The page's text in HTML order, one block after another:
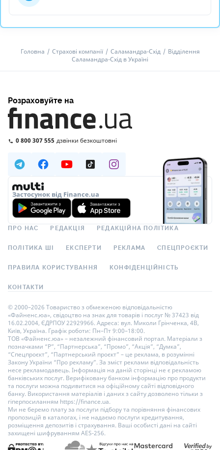
Головна Страхові компанії Саламандра-Схід
Відділення
Саламандра-Схід в Україні
Розраховуйте на
0 800 307 555 дзвінки безкоштовні
Застосунок від Finance.ua
ПРО НАС РЕДАКЦІЯ РЕДАКЦІЙНА ПОЛІТИКА
ПОЛІТИКА ШІ ЕКСПЕРТИ РЕКЛАМА СПЕЦПРОЄКТИ
ПРАВИЛА КОРИСТУВАННЯ КОНФІДЕНЦІЙНІСТЬ
КОНТАКТИ
© 2000–2026 Товариство з обмеженою відповідальністю
«Файненс.юа», свідоцтво на знак для товарів і послуг № 37423 від
16.02.2004, ЄДРПОУ 22929966. Адреса: вул. Миколи Грінченка, 4В,
Київ, Україна. Графік роботи: Пн–Пт 9:00–18:00.
ТОВ «Файненс.юа» – незалежний фінансовий портал. Матеріали з
позначками “Р”, “Партнерська”, “Промо”, “Акція”, “Думка”,
“Спецпроєкт”, “Партнерський проєкт” – це реклама, в розумінні
Закону України “Про рекламу”. За зміст реклами відповідальність
несе рекламодавець. Інформація на даній сторінці не є рекламою
банківських послуг. Верифіковану банком інформацію про продукти
та послуги можна подивитися на офіційному сайті відповідного
банку. Використання матеріалів і даних з сайту дозволено тільки з
гіперпосиланням https://finance.ua.
Ми не беремо плату за послуги підбору та порівняння фінансових
пропозицій в каталогах, і не надаємо послуги кредитування,
розміщення депозитів і страхування. Ваші особисті дані на сайті
захищені шифруванням AES-256.